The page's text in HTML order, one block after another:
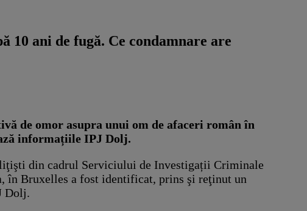
ani de fugă. Ce condamnare are
de omor asupra unui om de afaceri român în
informațiile IPJ Dolj.
din cadrul Serviciului de Investigații Criminale
în Bruxelles a fost identificat, prins şi reţinut un
Dolj.